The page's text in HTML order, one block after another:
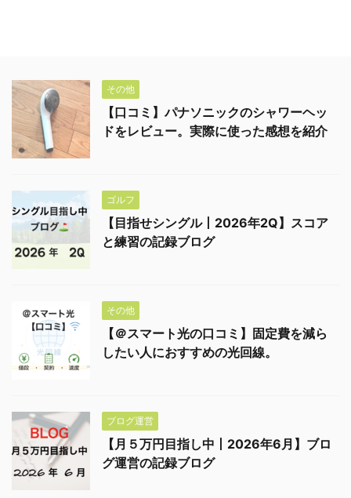
その他
【口コミ】パナソニックのシャワーヘッ
ドをレビュー。実際に使った感想を紹介
ゴルフ
【目指せシングル丨2026年2Q】スコア
と練習の記録ブログ
その他
【＠スマート光の口コミ】固定費を減ら
したい人におすすめの光回線。
ブログ運営
【月５万円目指し中丨2026年6月】ブロ
グ運営の記録ブログ